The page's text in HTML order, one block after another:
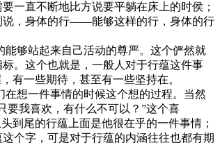
一直不断地比方说要平躺在床上的时侯；
说，身体的行——能够这样的行，身体的行
够站起来自己活动的尊严。这个俨然就
。这个也就是，一般人对于行蕴这件事
有一些期待，甚至有一些坚持在。
想一件事情的时候这个想的过程。当然
要我喜欢，有什么不可以？”这个喜
到尾的行蕴上面是他很在乎的一件事情；
个字，可是对于行蕴的内涵往往也都有期